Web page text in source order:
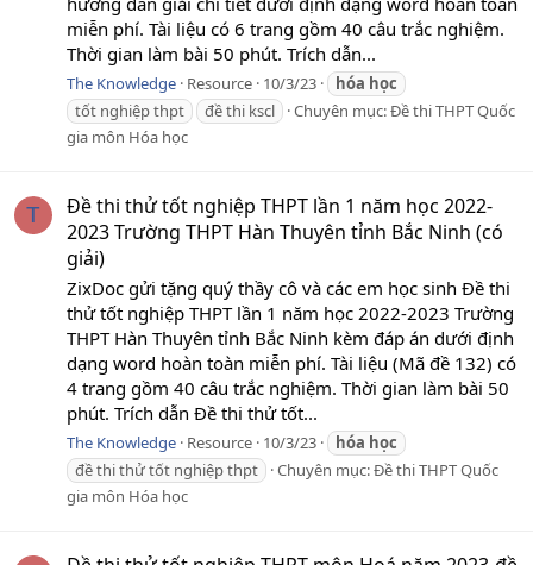
miễn phí. Tài liệu có 6 trang gồm 40 câu trắc nghiệm.
Thời gian làm bài 50 phút. Trích dẫn...
The Knowledge Resource 10/3/23 hóa học
tốt nghiệp thpt
đề thi kscl Chuyên mục:Đề thi THPT Quốc
gia môn Hóa học
T
Đề thi thử tốt nghiệp THPT lần 1 năm học 2022-
2023 Trường THPT Hàn Thuyên tỉnh Bắc Ninh (có
giải)
ZixDoc gửi tặng quý thầy cô và các em học sinh Đề thi
thử tốt nghiệp THPT lần 1 năm học 2022-2023 Trường
THPT Hàn Thuyên tỉnh Bắc Ninh kèm đáp án dưới định
dạng word hoàn toàn miễn phí. Tài liệu (Mã đề 132) có
4 trang gồm 40 câu trắc nghiệm. Thời gian làm bài 50
phút. Trích dẫn Đề thi thử tốt...
The Knowledge Resource 10/3/23 hóa học
đề thi thử tốt nghiệp thpt
Chuyên mục:Đề thi THPT Quốc
gia môn Hóa học